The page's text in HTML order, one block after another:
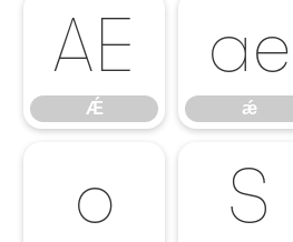
Ǽ
Ǽ
ǽ
ǽ
ǿ Ș